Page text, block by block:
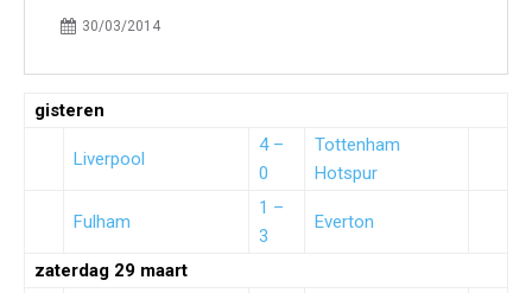
30/03/2014
gisteren
Liverpool
4 –
0
Tottenham
Hotspur
Fulham
1 –
3
Everton
zaterdag 29 maart